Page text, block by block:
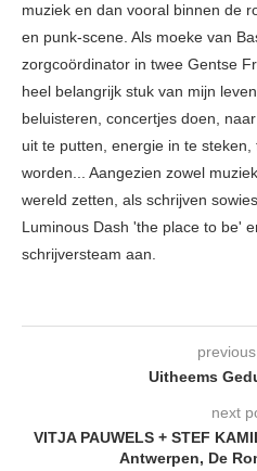
muziek en dan vooral binnen de
en punk-scene. Als moeke van
zorgcoördinator in twee Gentse
heel belangrijk stuk van mijn
beluisteren, concertjes doen,
uit te putten, energie in te
worden... Aangezien zowel
wereld zetten, als schrijven
Luminous Dash 'the place to be'
schrijversteam aan.
Uitheems
next
VITJA PAUWELS + STEF
Antwerpen, De